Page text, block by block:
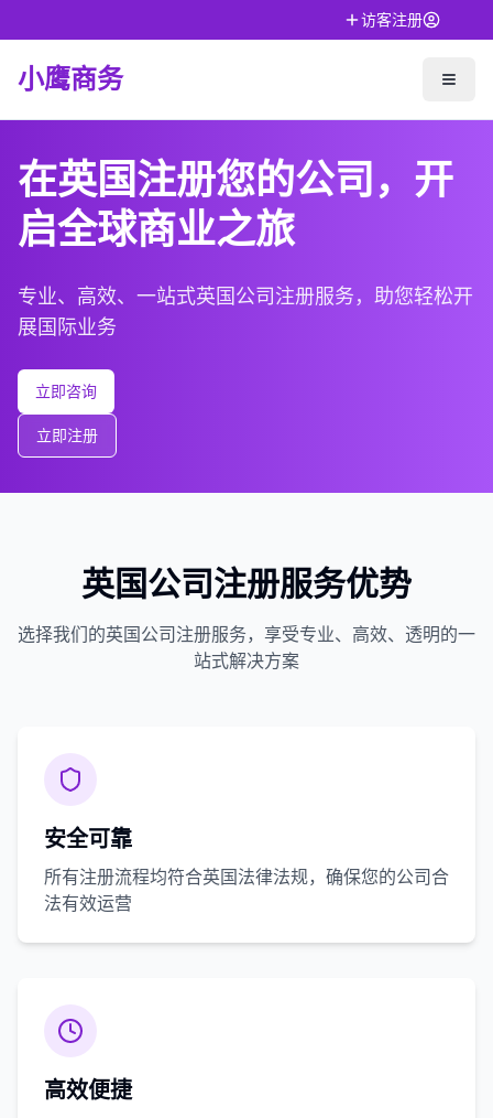
访客注册
小鹰商务
在英国注册您的公司，开
启全球商业之旅
专业、高效、一站式英国公司注册服务，助您轻松开
展国际业务
立即咨询
立即注册
英国公司注册服务优势
选择我们的英国公司注册服务，享受专业、高效、透明的一
站式解决方案
安全可靠
所有注册流程均符合英国法律法规，确保您的公司合
法有效运营
高效便捷